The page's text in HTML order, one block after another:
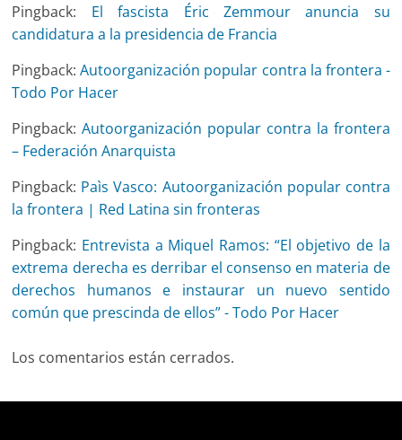
Pingback: El fascista Éric Zemmour anuncia su
candidatura a la presidencia de Francia
Pingback:Autoorganización popular contra la frontera -
Todo Por Hacer
Pingback:Autoorganización popular contra la frontera
– Federación Anarquista
Pingback: Paìs Vasco: Autoorganización popular contra
la frontera | Red Latina sin fronteras
Pingback: Entrevista a Miquel Ramos: “El objetivo de la
extrema derecha es derribar el consenso en materia de
derechos humanos e instaurar un nuevo sentido
común que prescinda de ellos” - Todo Por Hacer
Los comentarios están cerrados.